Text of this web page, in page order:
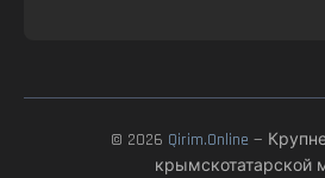
© 2026 Qirim.Online —
крымскотатарской